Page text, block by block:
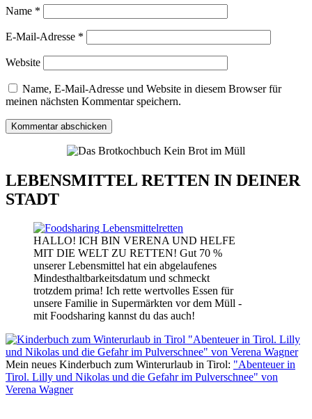
Name *
E-Mail-Adresse *
Website
Name, E-Mail-Adresse und Website in diesem Browser für
meinen nächsten Kommentar speichern.
LEBENSMITTEL RETTEN IN DEINER
STADT
HALLO! ICH BIN VERENA UND HELFE
MIT DIE WELT ZU RETTEN! Gut 70 %
unserer Lebensmittel hat ein abgelaufenes
Mindesthaltbarkeitsdatum und schmeckt
trotzdem prima! Ich rette wertvolles Essen für
unsere Familie in Supermärkten vor dem Müll -
mit Foodsharing kannst du das auch!
Mein neues Kinderbuch zum Winterurlaub in Tirol: "Abenteuer in
Tirol. Lilly und Nikolas und die Gefahr im Pulverschnee" von
Verena Wagner